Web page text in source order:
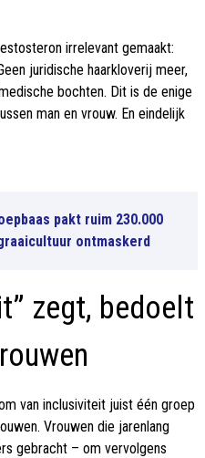
irrelevant gemaakt:
juridische haarkloverij meer,
bochten. Dit is de enige
man en vrouw. En eindelijk
pakt ruim 230.000
ontmaskerd
zegt, bedoelt
van inclusiviteit juist één groep
Vrouwen die jarenlang
gebracht – om vervolgens